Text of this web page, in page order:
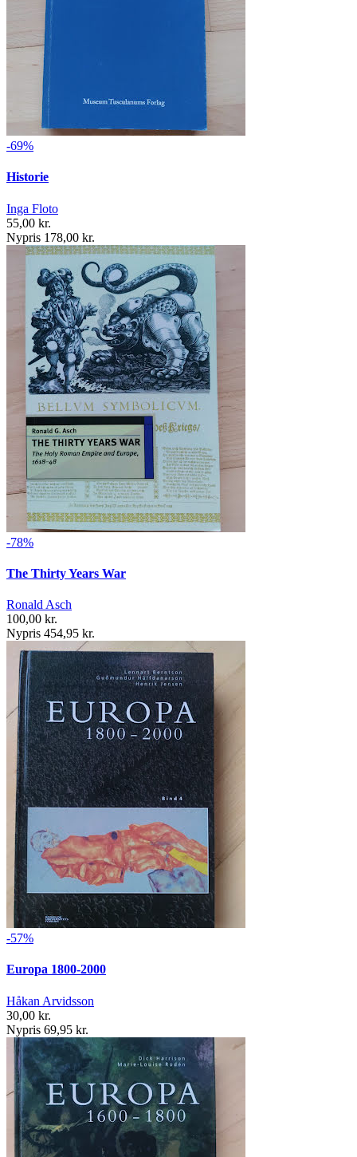
-69%
Historie
Inga Floto
55,00 kr.
Nypris 178,00 kr.
-78%
The Thirty Years War
Ronald Asch
100,00 kr.
Nypris 454,95 kr.
-57%
Europa 1800-2000
Håkan Arvidsson
30,00 kr.
Nypris 69,95 kr.